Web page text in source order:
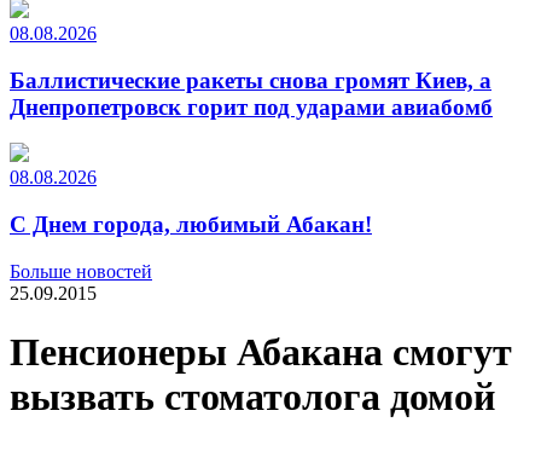
08.08.2026
Баллистические ракеты снова громят Киев, а
Днепропетровск горит под ударами авиабомб
08.08.2026
С Днем города, любимый Абакан!
Больше новостей
25.09.2015
Пенсионеры Абакана смогут
вызвать стоматолога домой